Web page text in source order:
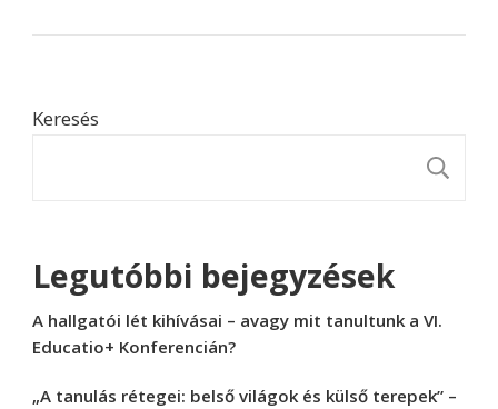
Keresés
Legutóbbi bejegyzések
A hallgatói lét kihívásai – avagy mit tanultunk a VI.
Educatio+ Konferencián?
„A tanulás rétegei: belső világok és külső terepek” –